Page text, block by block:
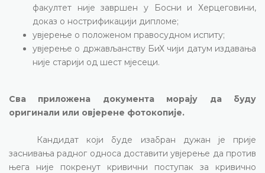
факултет није завршен у Босни и Херцеговини,
доказ о нострификацији дипломе;
увјерење о положеном правосудном испиту;
увјерење о држављанству БиХ чији датум издавања
није старији од шест мјесеци.
Сва приложена документа морају да буду
оригинали или овјерене фотокопије.
Кандидат који буде изабран дужан је прије
заснивања радног односа доставити увјерење да против
њега није покренут кривични поступак за кривично